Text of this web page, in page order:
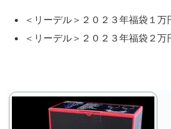
＜リーデル＞２０２３年福袋１
＜リーデル＞２０２３年福袋２